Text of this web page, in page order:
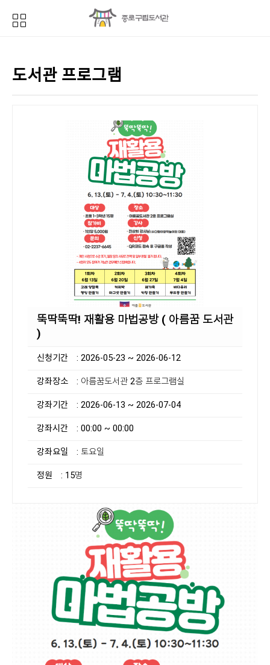
도서관 프로그램
뚝딱뚝딱! 재활용 마법공방 ( 아름꿈 도서관
)
신청기간 : 2026-05-23 ~ 2026-06-12
강좌장소 : 아름꿈도서관 2층 프로그램실
강좌기간 : 2026-06-13 ~ 2026-07-04
강좌시간 : 00:00 ~ 00:00
강좌요일 : 토요일
정원 : 15명